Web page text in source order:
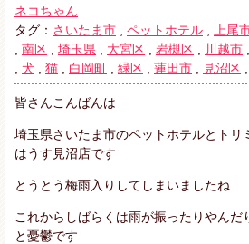
ネコちゃん
タグ： さいたま市 ペットホテル 上尾
南区 埼玉県 大宮区 岩槻区 川越市
犬 猫 白岡町 緑区 蓮田市 見沼区
皆さんこんばんは
埼玉県さいたま市のペットホテルとトリ
はうす見沼店です
とうとう梅雨入りしてしまいましたね
これからしばらくは雨が振ったりやんだ
と憂鬱です